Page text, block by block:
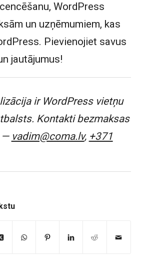
WordPress
un uzņēmumiem, kas
Pievienojiet savus
jautājumus!
ir WordPress vietņu
Kontakti bezmaksas
— vadim@coma.lv, +371